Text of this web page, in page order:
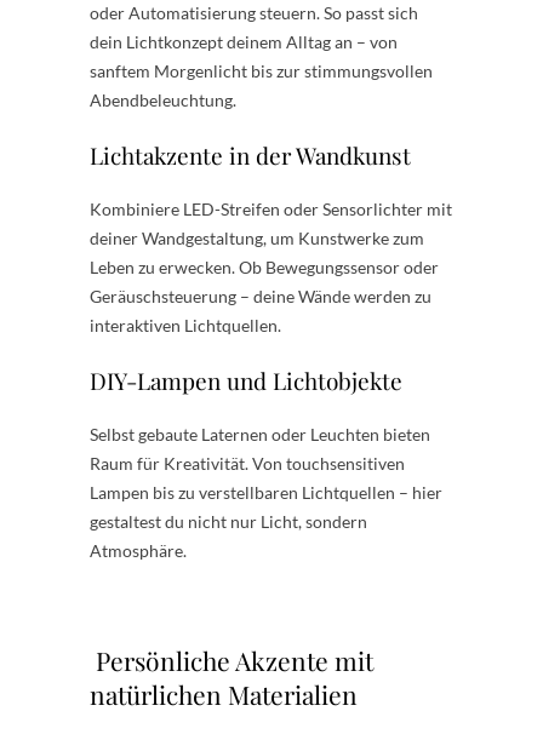
oder Automatisierung steuern. So passt sich
dein Lichtkonzept deinem Alltag an – von
sanftem Morgenlicht bis zur stimmungsvollen
Abendbeleuchtung.
Lichtakzente in der Wandkunst
Kombiniere LED-Streifen oder Sensorlichter mit
deiner Wandgestaltung, um Kunstwerke zum
Leben zu erwecken. Ob Bewegungssensor oder
Geräuschsteuerung – deine Wände werden zu
interaktiven Lichtquellen.
DIY-Lampen und Lichtobjekte
Selbst gebaute Laternen oder Leuchten bieten
Raum für Kreativität. Von touchsensitiven
Lampen bis zu verstellbaren Lichtquellen – hier
gestaltest du nicht nur Licht, sondern
Atmosphäre.
Persönliche Akzente mit
natürlichen Materialien